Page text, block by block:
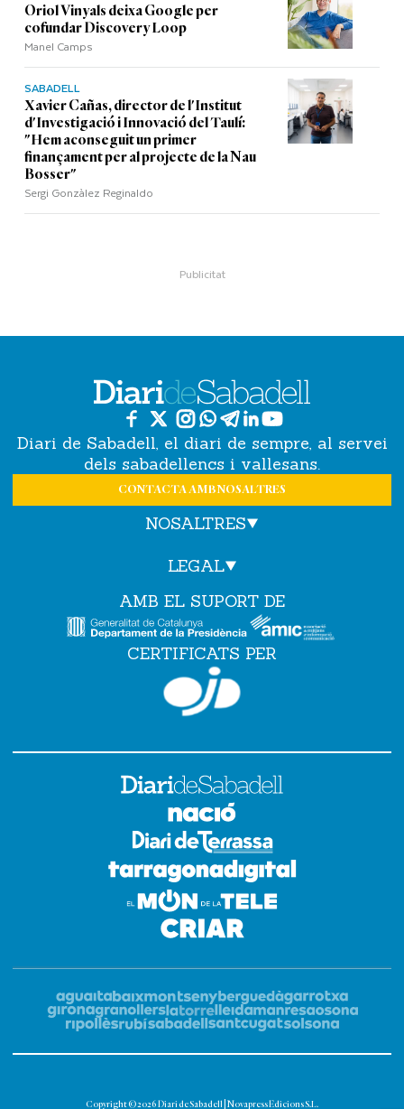
Oriol Vinyals deixa Google per
cofundar Discovery Loop
Manel Camps
SABADELL
Xavier Cañas, director de l'Institut
d'Investigació i Innovació del Taulí:
"Hem aconseguit un primer
finançament per al projecte de la Nau
Bosser"
Sergi Gonzàlez Reginaldo
Diari de Sabadell, el diari de sempre, al servei
dels sabadellencs i vallesans.
CONTACTA AMB NOSALTRES
NOSALTRES
LEGAL
AMB EL SUPORT DE
CERTIFICATS PER
Copyright © 2026 Diari de Sabadell | Novapress Edicions S.L.